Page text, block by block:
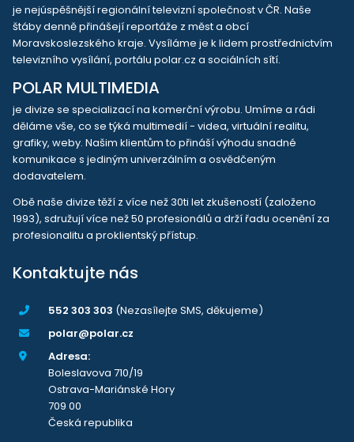
je nejúspěšnější regionální televizní společnost v ČR. Naše
štáby denně přinášejí reportáže z měst a obcí
Moravskoslezského kraje. Vysíláme je k lidem prostřednictvím
televizního vysílání, portálu polar.cz a sociálních sítí.
POLAR MULTIMEDIA
je divize se specializací na komerční výrobu. Umíme a rádi
děláme vše, co se týká multimedií - videa, virtuální realitu,
grafiky, weby. Našim klientům to přináší výhodu snadné
komunikace s jediným univerzálním a osvědčeným
dodavatelem.
Obě naše divize těží z více než 30ti let zkušeností (založeno
1993), sdružují více než 50 profesionálů a drží řadu ocenění za
profesionalitu a proklientský přístup.
Kontaktujte nás
552 303 303 (Nezasílejte SMS, děkujeme)
polar@polar.cz
Adresa:
Boleslavova 710/19
Ostrava-Mariánské Hory
709 00
Česká republika